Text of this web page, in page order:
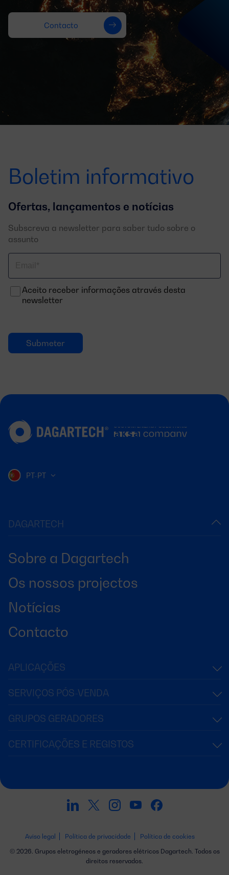
Contacto
Boletim informativo
Ofertas, lançamentos e notícias
Subscreva a newsletter para saber tudo sobre o
assunto
electrónico
Aceito receber informações através desta
newsletter
DAGARTECH
Sobre a Dagartech
Os nossos projectos
Notícias
Contacto
PT-PT
APLICAÇÕES
SERVIÇOS PÓS-VENDA
GRUPOS GERADORES
CERTIFICAÇÕES E REGISTOS
Aviso legal Política de privacidade
Política de cookies
© 2026. Grupos eletrogéneos e geradores elétricos Dagartech. Todos os
direitos reservados.